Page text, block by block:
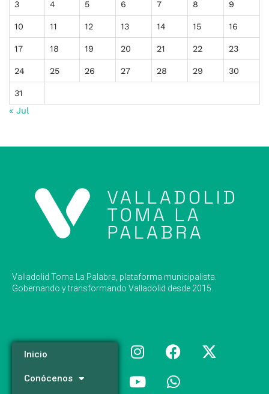
3 4 5 6 7 8 9
10 11 12 13 14 15 16
17 18 19 20 21 22 23
24 25 26 27 28 29 30
31
« Jul
Valladolid Toma La Palabra, plataforma municipalista.
Gobernando y transformando Valladolid desde 2015.
Inicio
Conócenos